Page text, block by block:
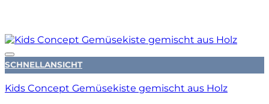
Auf die Wunschliste
SCHNELLANSICHT
Kids Concept Gemüsekiste gemischt aus Holz